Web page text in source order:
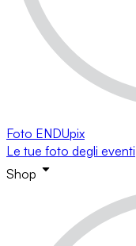
Foto ENDUpix
Le tue foto degli eventi
Shop